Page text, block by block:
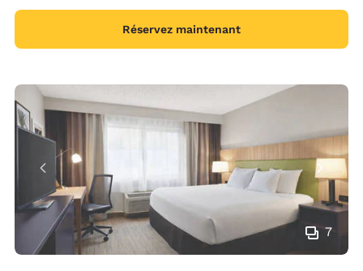
Réservez maintenant
7